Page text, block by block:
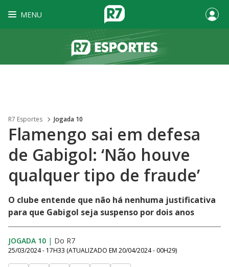
MENU
R7 Esportes Jogada 10
Flamengo sai em defesa
de Gabigol: ‘Não houve
qualquer tipo de fraude’
O clube entende que não há nenhuma justificativa
para que Gabigol seja suspenso por dois anos
JOGADA 10 | Do R7
25/03/2024 - 17H33 (ATUALIZADO EM 20/04/2024 - 00H29)